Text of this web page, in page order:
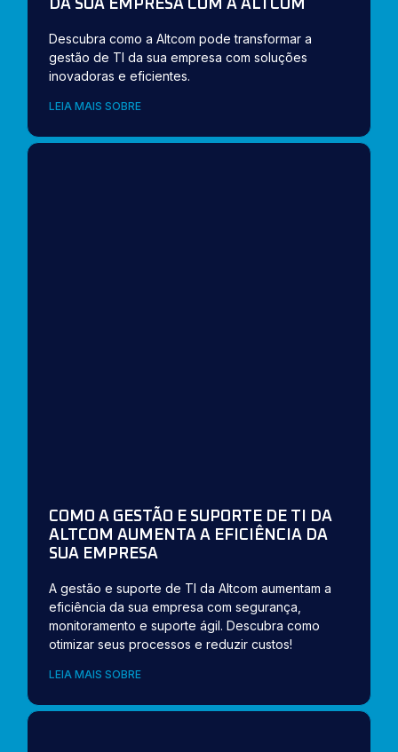
DA SUA EMPRESA COM A ALTCOM
Descubra como a Altcom pode transformar a
gestão de TI da sua empresa com soluções
inovadoras e eficientes.
LEIA MAIS SOBRE
COMO A GESTÃO E SUPORTE DE TI DA
ALTCOM AUMENTA A EFICIÊNCIA DA
SUA EMPRESA
A gestão e suporte de TI da Altcom aumentam a
eficiência da sua empresa com segurança,
monitoramento e suporte ágil. Descubra como
otimizar seus processos e reduzir custos!
LEIA MAIS SOBRE